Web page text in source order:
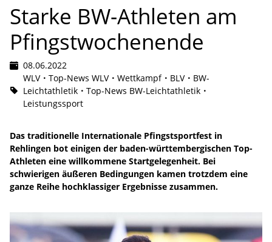
Starke BW-Athleten am
Pfingstwochenende
08.06.2022
WLV
Top-News WLV Wettkampf BLV
BW-
Leichtathletik
Top-News BW-Leichtathletik
Leistungssport
Das traditionelle Internationale Pfingstsportfest in
Rehlingen bot einigen der baden-württembergischen Top-
Athleten eine willkommene Startgelegenheit. Bei
schwierigen äußeren Bedingungen kamen trotzdem eine
ganze Reihe hochklassiger Ergebnisse zusammen.